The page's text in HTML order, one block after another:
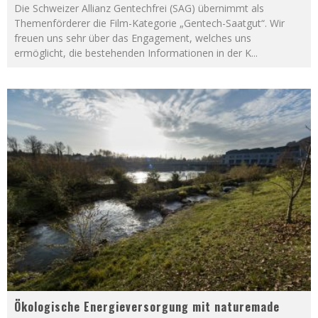
Die Schweizer Allianz Gentechfrei (SAG) übernimmt als
Themenförderer die Film-Kategorie „Gentech-Saatgut“. Wir
freuen uns sehr über das Engagement, welches uns
ermöglicht, die bestehenden Informationen in der K...
Ökologische Energieversorgung mit naturemade